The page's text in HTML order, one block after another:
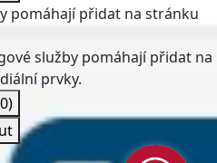
pomáhají přidat na stránku
služby pomáhají přidat na
prvky.